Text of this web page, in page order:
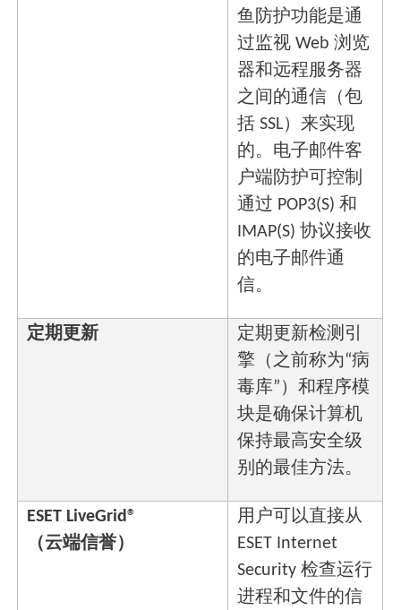
鱼防护功能是通
过监视 Web 浏览
器和远程服务器
之间的通信（包
括 SSL）来实现
的。电子邮件客
户端防护可控制
通过 POP3(S) 和
IMAP(S) 协议接收
的电子邮件通
信。
定期更新
定期更新检测引
擎（之前称为“病
毒库”）和程序模
块是确保计算机
保持最高安全级
别的最佳方法。
ESET LiveGrid®
（云端信誉）
用户可以直接从
ESET Internet
Security 检查运行
进程和文件的信